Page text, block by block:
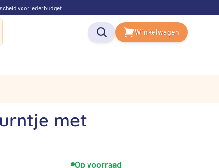
voor ieder budget
Winkelwagen
met
Op voorraad